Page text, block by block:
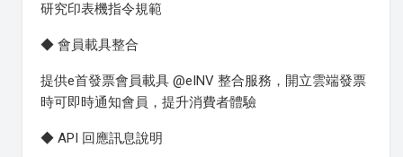
研究印表機指令規範
◆ 會員載具整合
提供e首發票會員載具 @eINV 整合服務，開立雲端發票
時可即時通知會員，提升消費者體驗
◆ API 回應訊息說明